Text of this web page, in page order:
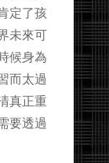
定了孩
未來可
候身為
而太過
真正重
要透過